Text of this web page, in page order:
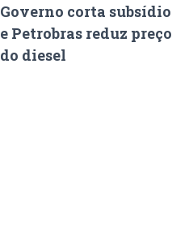
Governo corta subsídio
e Petrobras reduz preço
do diesel